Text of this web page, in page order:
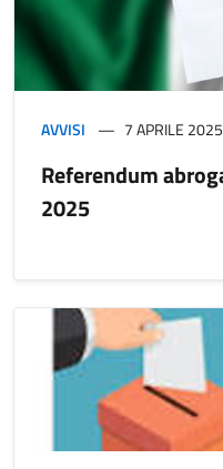
AVVISI 7 APRILE 2025
Referendum
2025